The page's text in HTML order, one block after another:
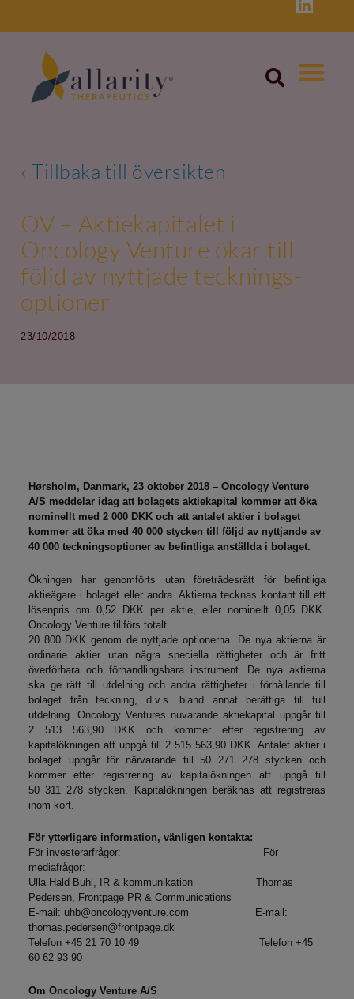
‹ Tillbaka till översikten
OV – Aktiekapitalet i
Oncology Venture ökar till
följd av nyttjade tecknings­
optioner
23/10/2018
Hørsholm, Danmark, 23 oktober 2018 – Oncology Venture
A/S meddelar idag att bolagets aktiekapital kommer att öka
nominellt med 2 000 DKK och att antalet aktier i bolaget
kommer att öka med 40 000 stycken till följd av nyttjande av
40 000 teckningsoptioner av befintliga anställda i bolaget.
Ökningen har genomförts utan företrädesrätt för befintliga
aktieägare i bolaget eller andra. Aktierna tecknas kontant till ett
lösenpris om 0,52 DKK per aktie, eller nominellt 0,05 DKK.
Oncology Venture tillförs totalt
20 800 DKK genom de nyttjade optionerna. De nya aktierna är
ordinarie aktier utan några speciella rättigheter och är fritt
överförbara och förhandlingsbara instrument. De nya aktierna
ska ge rätt till utdelning och andra rättigheter i förhållande till
bolaget från teckning, d.v.s. bland annat berättiga till full
utdelning. Oncology Ventures nuvarande aktiekapital uppgår till
2 513 563,90 DKK och kommer efter registrering av
kapitalökningen att uppgå till 2 515 563,90 DKK. Antalet aktier i
bolaget uppgår för närvarande till 50 271 278 stycken och
kommer efter registrering av kapitalökningen att uppgå till
50 311 278 stycken. Kapitalökningen beräknas att registreras
inom kort.
För ytterligare information, vänligen kontakta:
För investerarfrågor: För
mediafrågor:
Ulla Hald Buhl, IR & kommunikation Thomas
Pedersen, Frontpage PR & Communications
E-mail: uhb@oncologyventure.com E-mail:
thomas.pedersen@frontpage.dk
Telefon +45 21 70 10 49 Telefon +45
60 62 93 90
Om Oncology Venture A/S